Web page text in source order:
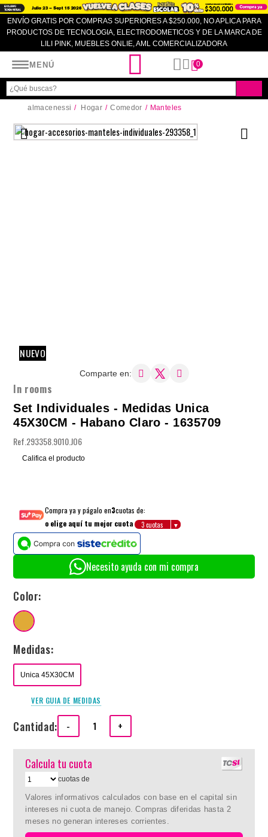
ENVÍO GRATIS POR COMPRAS SUPERIORES A $250.000, NO APLICA PARA
PRODUCTOS DE TECNOLOGIA, ELECTRODOMETICOS Y DE LA MARCA DE
LILI PINK, MUEBLES ONLIE, AML COMERCIALIZADORA
MENÚ
Almacenes SI
0
almacenessi Hogar Comedor Manteles
NUEVO
Comparte en:
In rooms
Set Individuales - Medidas Unica
45X30CM - Habano Claro - 1635709
Ref. 293358.9010.JO6
Califica el producto
Compra ya y págalo en3cuotas de:
o elige aquí tu mejor cuota
Necesito ayuda con mi compra
Color:
Medidas:
Unica 45X30CM
VER GUIA DE MEDIDAS
Cantidad: - +
Calcula tu cuota
cuotas de
Valores informativos calculados con base en el capital sin
intereses ni cuota de manejo. Compras diferidas hasta 2
meses no generan intereses corrientes.